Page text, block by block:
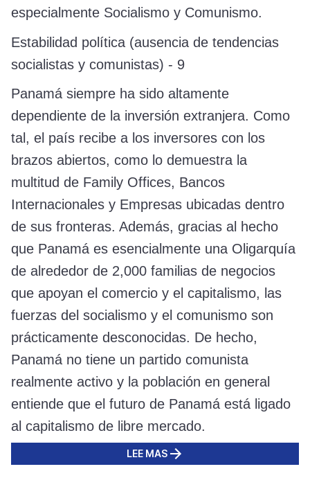
especialmente Socialismo y Comunismo.
Estabilidad política (ausencia de tendencias
socialistas y comunistas) - 9
Panamá siempre ha sido altamente
dependiente de la inversión extranjera. Como
tal, el país recibe a los inversores con los
brazos abiertos, como lo demuestra la
multitud de Family Offices, Bancos
Internacionales y Empresas ubicadas dentro
de sus fronteras. Además, gracias al hecho
que Panamá es esencialmente una Oligarquía
de alrededor de 2,000 familias de negocios
que apoyan el comercio y el capitalismo, las
fuerzas del socialismo y el comunismo son
prácticamente desconocidas. De hecho,
Panamá no tiene un partido comunista
realmente activo y la población en general
entiende que el futuro de Panamá está ligado
al capitalismo de libre mercado.
LEE MAS